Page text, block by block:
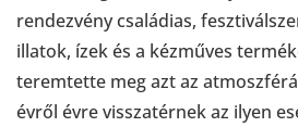
rendezvény családias,
illatok, ízek és a kézműves
teremtette meg azt az
évről évre visszatérnek az ilyen